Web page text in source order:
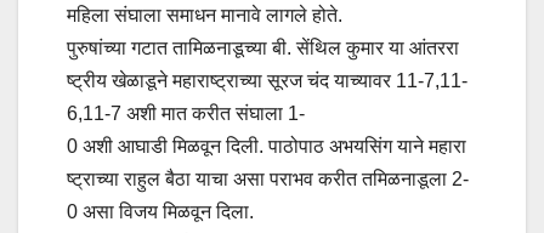
महिला संघाला समाधन मानावे लागले होते.
पुरुषांच्या गटात तामिळनाडूच्या बी. सेंथिल कुमार या आंतररा
ष्ट्रीय खेळाडूने महाराष्ट्राच्या सूरज चंद याच्यावर 11-7,11-
6,11-7 अशी मात करीत संघाला 1-
0 अशी आघाडी मिळवून दिली. पाठोपाठ अभयसिंग याने महारा
ष्ट्राच्या राहुल बैठा याचा असा पराभव करीत तमिळनाडूला 2-
0 असा विजय मिळवून दिला.